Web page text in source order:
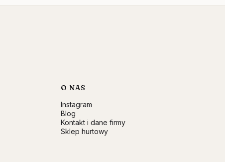
O NAS
Instagram
Blog
Kontakt i dane firmy
Sklep hurtowy